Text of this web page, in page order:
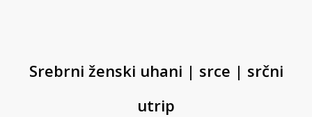
Srebrni ženski uhani | srce | srčni
utrip